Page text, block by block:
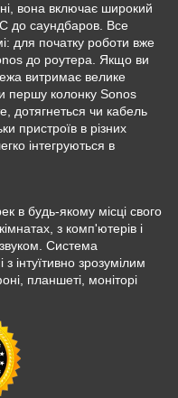
вона включає широкий
до саундбаров. Все
для початку роботи вже
до роутера. Якщо ви
витримає велике
першу колонку Sonos
дотягнеться чи кабель
пристроїв в різних
інтегруються в
в будь-якому місці свого
з комп'ютерів і
Система
інтуїтивно зрозумілим
планшеті, моніторі